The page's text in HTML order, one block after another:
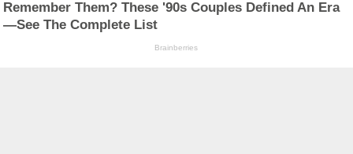
Remember Them? These '90s Couples Defined An Era
—See The Complete List
Brainberries